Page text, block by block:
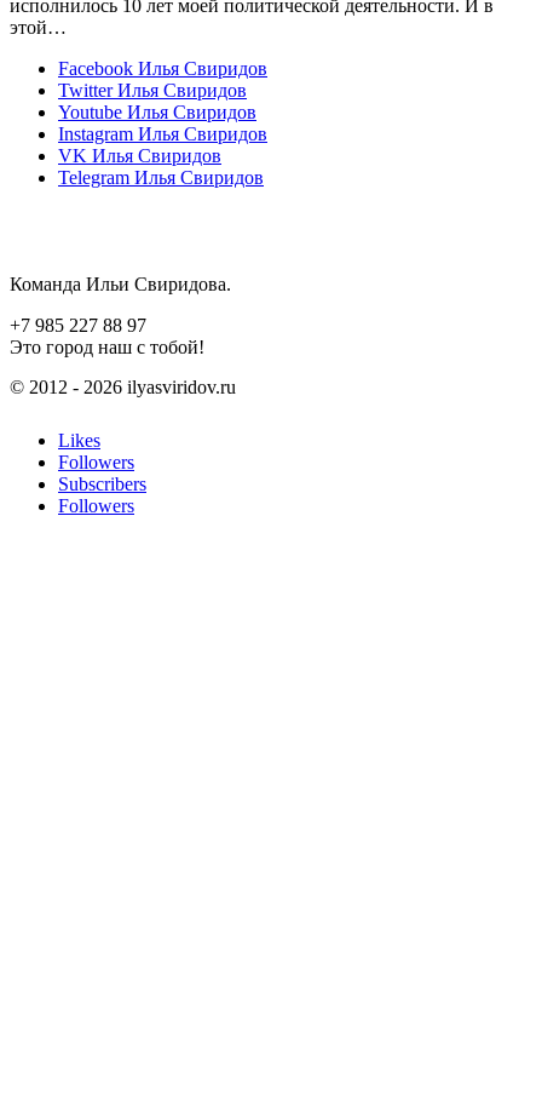
исполнилось 10 лет моей политической деятельности. И в
этой…
Facebook Илья Свиридов
Twitter Илья Свиридов
Youtube Илья Свиридов
Instagram Илья Свиридов
VK Илья Свиридов
Telegram Илья Свиридов
Команда Ильи Свиридова.
+7 985 227 88 97
Это город наш с тобой!
© 2012 - 2026 ilyasviridov.ru
Likes
Followers
Subscribers
Followers